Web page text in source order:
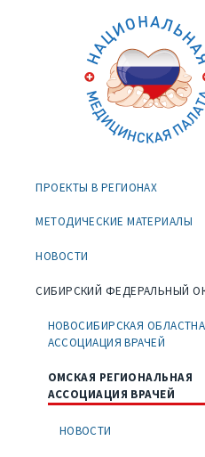
ПРОЕКТЫ В РЕГИОНАХ
МЕТОДИЧЕСКИЕ МАТЕРИАЛЫ
НОВОСТИ
СИБИРСКИЙ ФЕДЕРАЛЬНЫЙ
НОВОСИБИРСКАЯ
АССОЦИАЦИЯ ВРАЧЕЙ
ОМСКАЯ РЕГИОНАЛЬНАЯ
АССОЦИАЦИЯ ВРАЧЕЙ
НОВОСТИ